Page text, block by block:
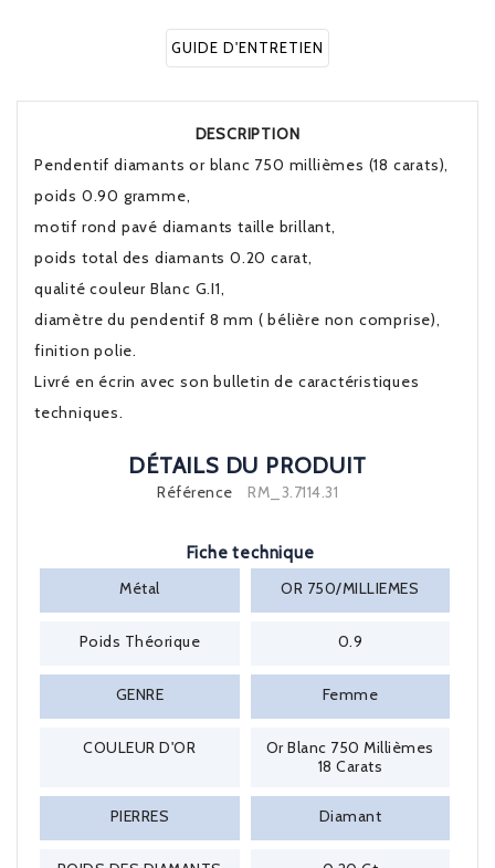
GUIDE D'ENTRETIEN
DESCRIPTION
Pendentif diamants or blanc 750 millièmes (18 carats),
poids 0.90 gramme,
motif rond pavé diamants taille brillant,
poids total des diamants 0.20 carat,
qualité couleur Blanc G.I1,
diamètre du pendentif 8 mm ( bélière non comprise),
finition polie.
Livré en écrin avec son bulletin de caractéristiques
techniques.
DÉTAILS DU PRODUIT
Référence RM_3.7114.31
Fiche technique
Métal
OR 750/MILLIEMES
Poids Théorique 0.9
GENRE Femme
COULEUR D'OR
Or Blanc 750 Millièmes
18 Carats
PIERRES Diamant